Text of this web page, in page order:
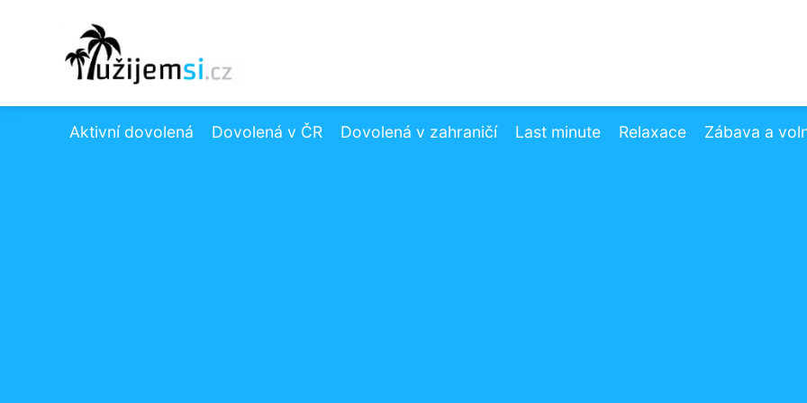
Aktivní dovolená Dovolená v ČR Dovolená v zahraničí Last minute Relaxace Zábava a